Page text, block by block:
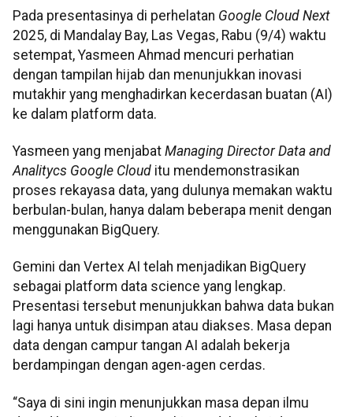
Pada presentasinya di perhelatan Google Cloud Next
2025, di Mandalay Bay, Las Vegas, Rabu (9/4) waktu
setempat, Yasmeen Ahmad mencuri perhatian
dengan tampilan hijab dan menunjukkan inovasi
mutakhir yang menghadirkan kecerdasan buatan (AI)
ke dalam platform data.
Yasmeen yang menjabat Managing Director Data and
Analitycs Google Cloud itu mendemonstrasikan
proses rekayasa data, yang dulunya memakan waktu
berbulan-bulan, hanya dalam beberapa menit dengan
menggunakan BigQuery.
Gemini dan Vertex AI telah menjadikan BigQuery
sebagai platform data science yang lengkap.
Presentasi tersebut menunjukkan bahwa data bukan
lagi hanya untuk disimpan atau diakses. Masa depan
data dengan campur tangan AI adalah bekerja
berdampingan dengan agen-agen cerdas.
“Saya di sini ingin menunjukkan masa depan ilmu